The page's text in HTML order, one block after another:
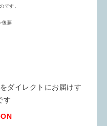
です。
後藤
ダイレクトにお届けす
す